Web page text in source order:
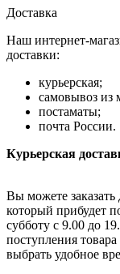
Доставка
Наш интернет-
доставки:
курьерская;
самовывоз из
постаматы;
почта России.
Курьерская
Вы можете
который прибудет
субботу с 9.00 до
поступления
выбрать удобное